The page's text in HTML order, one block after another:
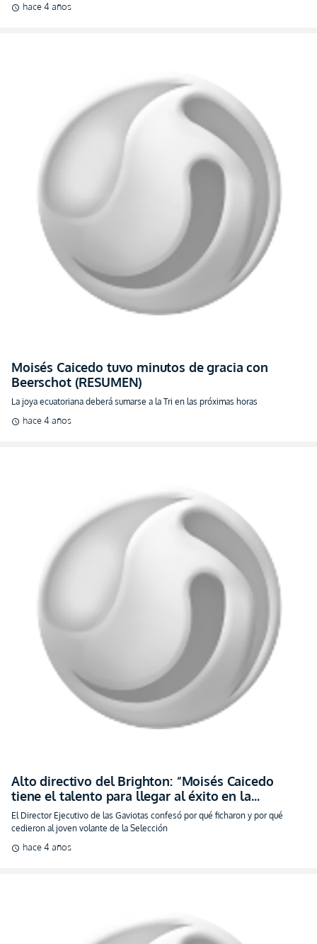
schedule hace 4 años
Moisés Caicedo tuvo minutos de gracia con
Beerschot (RESUMEN)
La joya ecuatoriana deberá sumarse a la Tri en las próximas horas
schedule hace 4 años
Alto directivo del Brighton: “Moisés Caicedo
tiene el talento para llegar al éxito en la
Premier”
El Director Ejecutivo de las Gaviotas confesó por qué ficharon y por qué
cedieron al joven volante de la Selección
schedule hace 4 años